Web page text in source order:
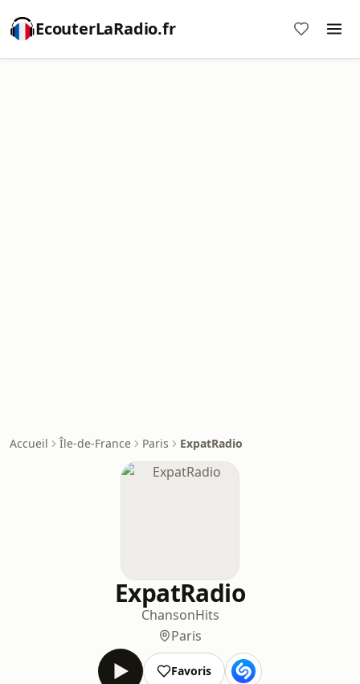
EcouterLaRadio.fr
Accueil Île-de-France Paris ExpatRadio
ExpatRadio
ChansonHits
Paris
Favoris